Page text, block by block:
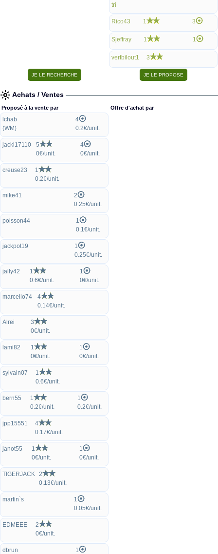
tri
Rico43 1 3
Sjeffray 1 1
vertbilout1 3
Achats / Ventes
Proposé à la vente par
lchab
(WM)
4
0.2€/unit.
jacki17110
5
0€/unit.
4
0€/unit.
creuse23
1
0.2€/unit.
mike41
2
0.25€/unit.
poisson44
1
0.1€/unit.
jackpot19
1
0.25€/unit.
jally42
1
0.6€/unit.
1
0€/unit.
marcello74
4
0.14€/unit.
Alrei
3
0€/unit.
lami82
1
0€/unit.
1
0€/unit.
sylvain07
1
0.6€/unit.
bern55
1
0.2€/unit.
1
0.2€/unit.
jpp15551
4
0.17€/unit.
janot55
1
0€/unit.
1
0€/unit.
TIGERJACK 2
0.13€/unit.
martin`s
1
0.05€/unit.
EDMEEE
2
0€/unit.
dbrun
1
Offre d'achat par